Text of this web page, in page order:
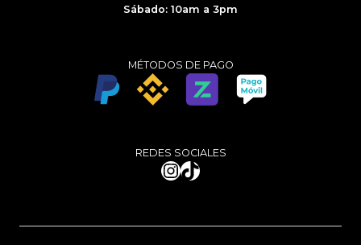
Sábado: 10am a 3pm
MÉTODOS DE PAGO
REDES SOCIALES
Instagram
TikTok